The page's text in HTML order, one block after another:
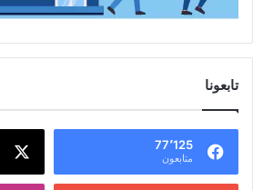
تابعونا
77٬125
متابعون